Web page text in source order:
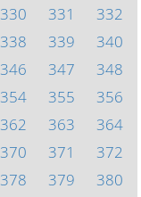
330 331
332
338 339
340
346 347
348
354 355
356
362 363
364
370 371
372
378 379 380